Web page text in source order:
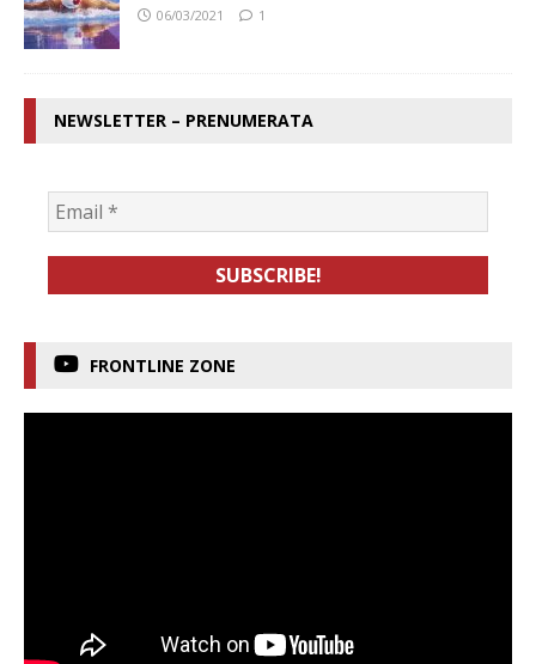
06/03/2021 1
NEWSLETTER – PRENUMERATA
FRONTLINE ZONE